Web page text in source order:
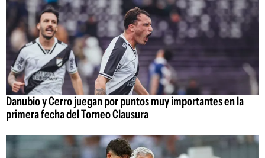
Danubio y Cerro juegan por puntos muy importantes en la
primera fecha del Torneo Clausura